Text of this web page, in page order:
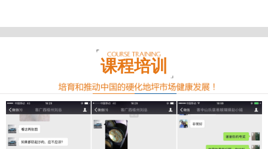
课程培训